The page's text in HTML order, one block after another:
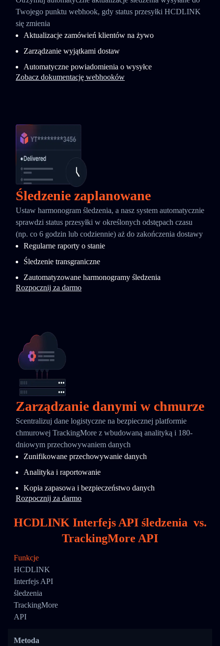
Twojego punktu webhook, gdy status przesyłki HCDLINK
się zmienia
Aktualizacje zamówień klientów na żywo
Zarządzanie wyjątkami dostaw
Automatyczne powiadomienia o wysyłce
Zobacz dokumentację webhooków
Śledzenie zaplanowane
Ustaw harmonogram śledzenia, a nasz system automatycznie
sprawdzi status przesyłki w określonych odstępach czasu
(np. co 6 godzin lub codziennie) aż do zakończenia dostawy
Regularne raporty o stanie
Śledzenie transgraniczne
Zautomatyzowane harmonogramy śledzenia
Rozpocznij za darmo
Zarządzanie danymi w chmurze
Scentralizuj dane logistyczne na bezpiecznej platformie
chmurowej TrackingMore z wbudowaną analityką i 180-
dniowym przechowywaniem danych
Zunifikowane przechowywanie danych
Analityka i raportowanie
Kopia zapasowa i bezpieczeństwo danych
Rozpocznij za darmo
HCDLINK Interfejs API śledzenia vs.
TrackingMore API
Funkcje
HCDLINK
Interfejs API
śledzenia
TrackingMore
API
Metoda